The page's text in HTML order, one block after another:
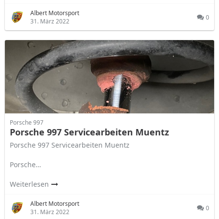
Albert Motorsport
31. März 2022
0
Porsche 997
Porsche 997 Servicearbeiten Muentz
Porsche 997 Servicearbeiten Muentz
Porsche…
Weiterlesen
Albert Motorsport
31. März 2022
0